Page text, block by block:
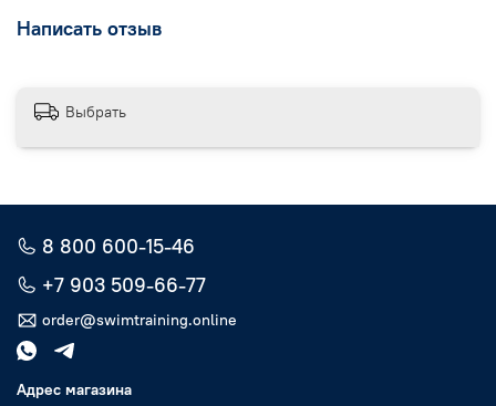
Написать отзыв
Выбрать
8 800 600-15-46
+7 903 509-66-77
order@swimtraining.online
Адрес магазина